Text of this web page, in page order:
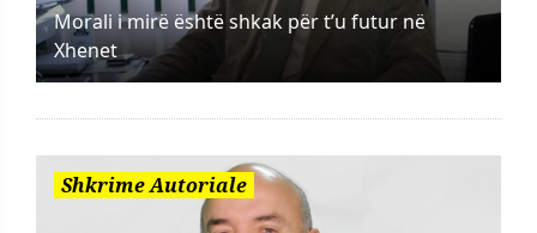
Morali i mirë është shkak për t’u futur në
Xhenet
Shkrime Autoriale